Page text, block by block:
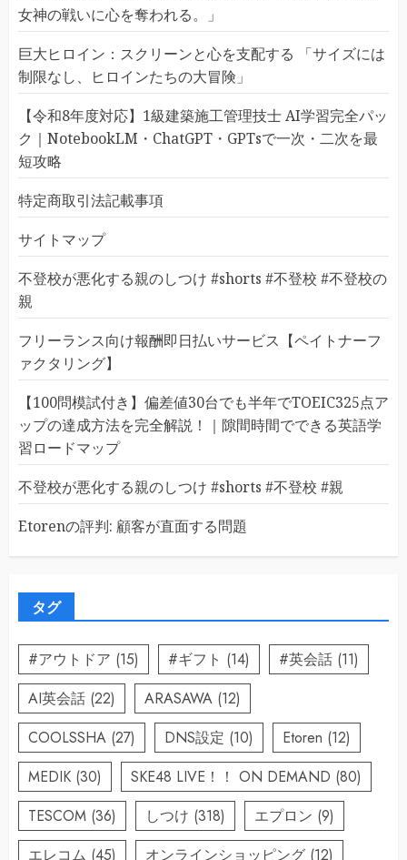
女神の戦いに心を奪われる。」
巨大ヒロイン：スクリーンと心を支配する 「サイズには
制限なし、ヒロインたちの大冒険」
【令和8年度対応】1級建築施工管理技士 AI学習完全パッ
ク｜NotebookLM・ChatGPT・GPTsで一次・二次を最
短攻略
特定商取引法記載事項
サイトマップ
不登校が悪化する親のしつけ #shorts #不登校 #不登校の
親
フリーランス向け報酬即日払いサービス【ペイトナーフ
ァクタリング】
【100問模試付き】偏差値30台でも半年でTOEIC325点ア
ップの達成方法を完全解説！｜隙間時間でできる英語学
習ロードマップ
不登校が悪化する親のしつけ #shorts #不登校 #親
Etorenの評判: 顧客が直面する問題
タグ
#アウトドア (15) #ギフト (14) #英会話 (11)
AI英会話 (22) ARASAWA (12)
COOLSSHA (27) DNS設定 (10) Etoren (12)
MEDIK (30) SKE48 LIVE！！ ON DEMAND (80)
TESCOM (36) しつけ (318) エプロン (9)
エレコム (45) オンラインショッピング (12)